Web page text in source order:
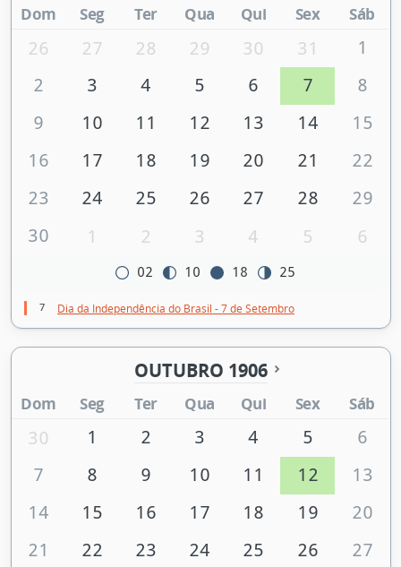
Dom Seg Ter Qua Qui Sex Sáb
26 27 28 29 30 31
1
2
3 4 5 6 7
8
9
10 11 12 13 14
15
16
17 18 19 20 21
22
23
24 25 26 27 28
29
30
1 2 3 4 5 6
02 10 18 25
7 Dia da Independência do Brasil - 7 de Setembro
OUTUBRO 1906
Dom Seg Ter Qua Qui Sex Sáb
30 1 2 3 4 5
6
7
8 9 10 11 12
13
14
15 16 17 18 19
20
21
22 23 24 25 26
27